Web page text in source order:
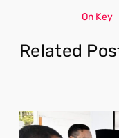
On Key
Related